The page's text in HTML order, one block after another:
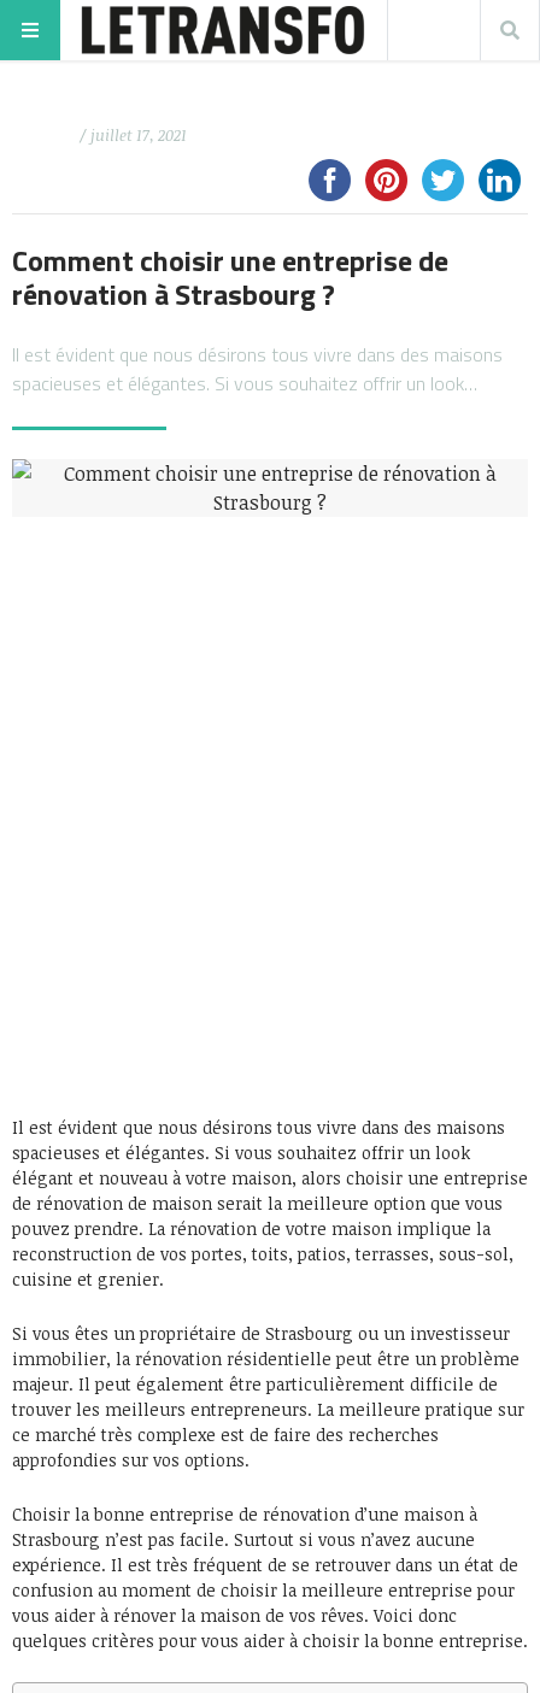
/ juillet 17, 2021
Comment choisir une entreprise de
rénovation à Strasbourg ?
Il est évident que nous désirons tous vivre dans des maisons
spacieuses et élégantes. Si vous souhaitez offrir un look…
Il est évident que nous désirons tous vivre dans des maisons
spacieuses et élégantes. Si vous souhaitez offrir un look
élégant et nouveau à votre maison, alors choisir une entreprise
de rénovation de maison serait la meilleure option que vous
pouvez prendre. La rénovation de votre maison implique la
reconstruction de vos portes, toits, patios, terrasses, sous-sol,
cuisine et grenier.
Si vous êtes un propriétaire de Strasbourg ou un investisseur
immobilier, la rénovation résidentielle peut être un problème
majeur. Il peut également être particulièrement difficile de
trouver les meilleurs entrepreneurs. La meilleure pratique sur
ce marché très complexe est de faire des recherches
approfondies sur vos options.
Choisir la bonne entreprise de rénovation d’une maison à
Strasbourg n’est pas facile. Surtout si vous n’avez aucune
expérience. Il est très fréquent de se retrouver dans un état de
confusion au moment de choisir la meilleure entreprise pour
vous aider à rénover la maison de vos rêves. Voici donc
quelques critères pour vous aider à choisir la bonne entreprise.